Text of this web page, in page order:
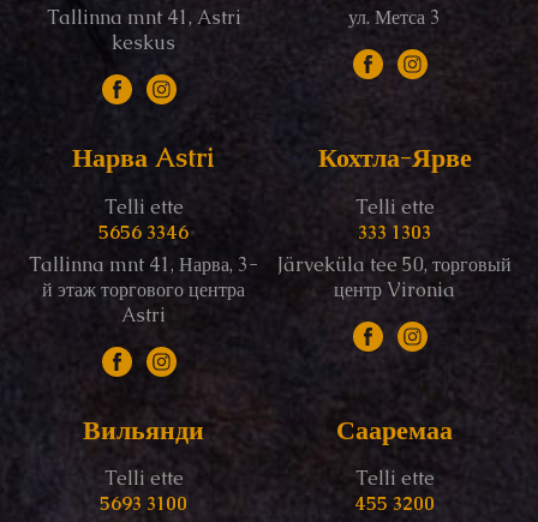
Tallinna mnt 41, Astri
keskus
ул. Метса 3
Нарва Astri
Telli ette
5656 3346
Tallinna mnt 41, Нарва, 3-
й этаж торгового центра
Astri
Кохтла-Ярве
Telli ette
333 1303
Järveküla tee 50, торговый
центр Vironia
Вильянди
Telli ette
5693 3100
Сааремаа
Telli ette
455 3200